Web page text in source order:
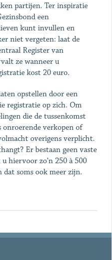
partijen. Ter inspiratie
een
kunt invullen en
niet vergeten: laat de
Register van
ze wanneer u
kost 20 euro.
opstellen door een
registratie op zich. Om
die de tussenkomst
onroerende verkopen of
overigens verplicht.
Er bestaan geen vaste
hiervoor zo’n 250 à 500
dat soms ook meer zijn.